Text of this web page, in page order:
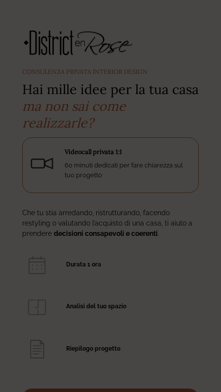
CONSULENZA PRIVATA INTERIOR DESIGN
Hai mille idee per la tua casa
ma non sai come
realizzarle?
Videocall privata 1:1
60 minuti dedicati per fare chiarezza sul
tuo progetto
Che tu stia arredando, ristrutturando, facendo
restyling o valutando l’acquisto di una casa, ti aiuto a
prendere decisioni consapevoli e coerenti.
Durata 1 ora
Analisi del tuo spazio
Riepilogo progetto